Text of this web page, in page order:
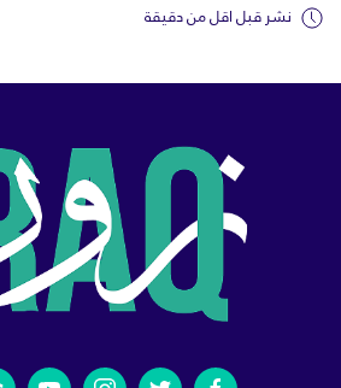
نشر قبل اقل من دقيقة